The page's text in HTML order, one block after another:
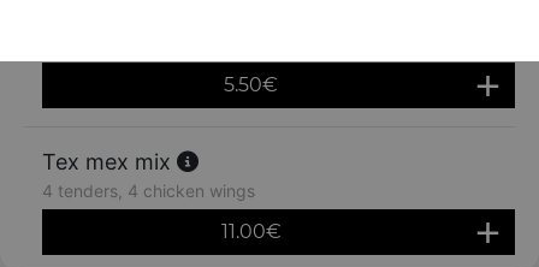
5.50€
Tex mex mix
4 tenders, 4 chicken wings
11.00€